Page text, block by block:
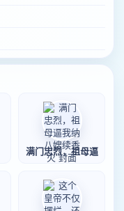
满门忠烈，祖母逼